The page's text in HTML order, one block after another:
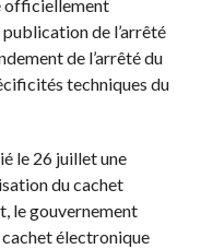
officiellement
de l’arrêté
de l’arrêté du
techniques du
le 26 juillet une
du cachet
le gouvernement
électronique